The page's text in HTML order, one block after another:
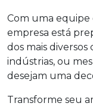
Com uma equipe
empresa está
dos mais diversos
indústrias, ou
desejam uma
Transforme seu